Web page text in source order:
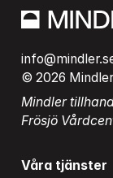
© 2026
Mindler
Frösjö
Våra tjänster